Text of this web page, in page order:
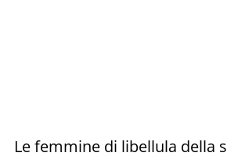
Le femmine di libellula della